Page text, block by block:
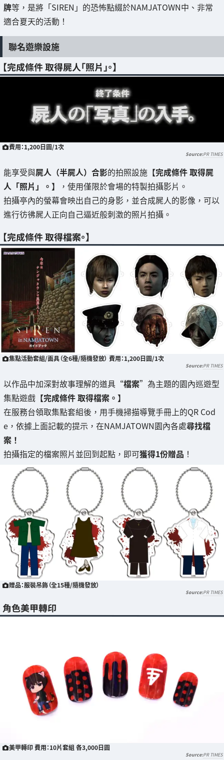
牌等，是將「SIREN」的恐怖點綴於NAMJATOWN中、非常
適合夏天的活動！
聯名遊樂設施
【完成條件 取得屍人「照片」。】
費用：1,200日圓/1次
PR TIMES
能享受與屍人（半屍人）合影的拍照設施 【完成條件 取得屍
人「照片」。】
，使用僅限於會場的特製拍攝影片。
拍攝亭內的螢幕會映出自己的身影，並合成屍人的影像，可以
進行彷彿屍人正向自己逼近般刺激的照片拍攝。
【完成條件 取得檔案。】
集點活動套組/面具（全6種/隨機發放） 費用：1,200日圓/1次
PR TIMES
以作品中加深對故事理解的道具“檔案”為主題的園內巡遊型
集點遊戲 【完成條件 取得檔案。】
在服務台領取集點套組後，用手機掃描導覽手冊上的QR Cod
e，依據上面記載的提示，在NAMJATOWN園內各處尋找檔
案！
拍攝指定的檔案照片並回到起點，即可獲得1份贈品 ！
贈品：服裝吊飾（全15種/隨機發放）
PR TIMES
角色美甲轉印
美甲轉印 費用：10片套組 各3,000日圓
PR TIMES